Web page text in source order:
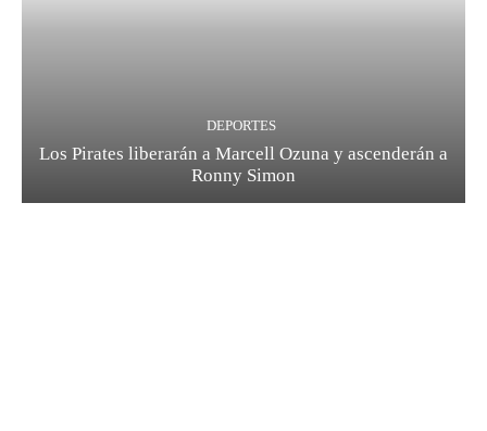
DEPORTES
Los Pirates liberarán a Marcell Ozuna y ascenderán a
Ronny Simon